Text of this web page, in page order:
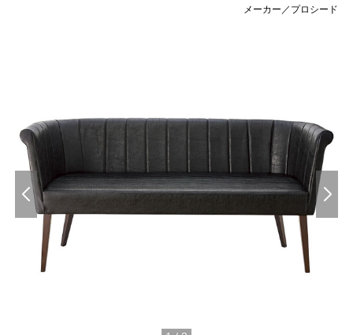
メーカー／プロシード